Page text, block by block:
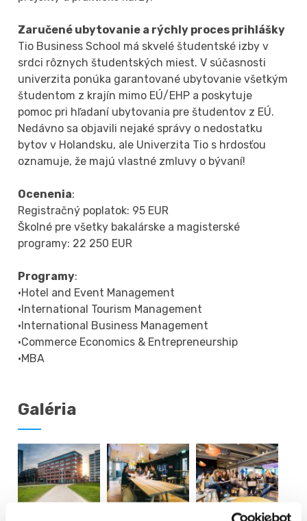
Zaručené ubytovanie a rýchly proces prihlášky
Tio Business School má skvelé študentské izby v
srdci rôznych študentských miest. V súčasnosti
univerzita ponúka garantované ubytovanie všetkým
študentom z krajín mimo EÚ/EHP a poskytuje
pomoc pri hľadaní ubytovania pre študentov z EÚ.
Nedávno sa objavili nejaké správy o nedostatku
bytov v Holandsku, ale Univerzita Tio s hrdosťou
oznamuje, že majú vlastné zmluvy o bývaní!
Ocenenia:
Registračný poplatok: 95 EUR
Školné pre všetky bakalárske a magisterské
programy: 22 250 EUR
Programy:
·Hotel and Event Management
·International Tourism Management
·International Business Management
·Commerce Economics & Entrepreneurship
·MBA
Galéria